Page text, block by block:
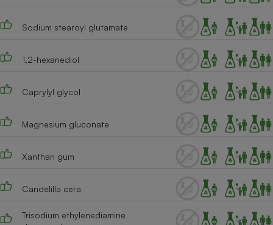
Sodium stearoyl glutamate
1,2-hexanediol
Caprylyl glycol
Magnesium gluconate
Xanthan gum
Candelilla cera
Trisodium ethylenediamine